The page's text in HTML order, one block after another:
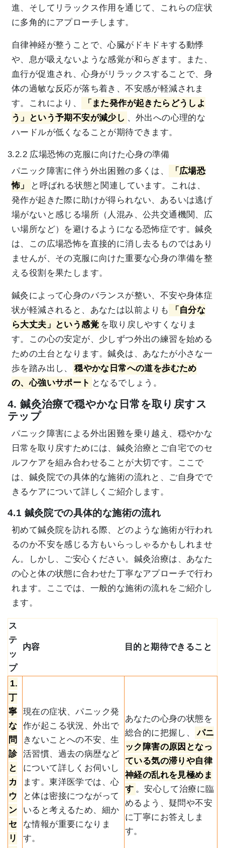
進、そしてリラックス作用を通じて、これらの症状
に多角的にアプローチします。
自律神経が整うことで、心臓がドキドキする動悸
や、息が吸えないような感覚が和らぎます。また、
血行が促進され、心身がリラックスすることで、身
体の過敏な反応が落ち着き、不安感が軽減されま
す。これにより、
「また発作が起きたらどうしよ
う」という予期不安が減少し 、外出への心理的な
ハードルが低くなることが期待できます。
3.2.2 広場恐怖の克服に向けた心身の準備
パニック障害に伴う外出困難の多くは、
「広場恐
怖」
と呼ばれる状態と関連しています。これは、
発作が起きた際に助けが得られない、あるいは逃げ
場がないと感じる場所（人混み、公共交通機関、広
い場所など）を避けるようになる恐怖症です。鍼灸
は、この広場恐怖を直接的に消し去るものではあり
ませんが、その克服に向けた重要な心身の準備を整
える役割を果たします。
鍼灸によって心身のバランスが整い、不安や身体症
状が軽減されると、あなたは以前よりも
「自分な
ら大丈夫」という感覚 を取り戻しやすくなりま
す。この心の安定が、少しずつ外出の練習を始める
ための土台となります。鍼灸は、あなたが小さな一
歩を踏み出し、
穏やかな日常への道を歩むため
の、心強いサポート となるでしょう。
4. 鍼灸治療で穏やかな日常を取り戻すス
テップ
パニック障害による外出困難を乗り越え、穏やかな
日常を取り戻すためには、鍼灸治療とご自宅でのセ
ルフケアを組み合わせることが大切です。ここで
は、鍼灸院での具体的な施術の流れと、ご自身でで
きるケアについて詳しくご紹介します。
4.1 鍼灸院での具体的な施術の流れ
初めて鍼灸院を訪れる際、どのような施術が行われ
るのか不安を感じる方もいらっしゃるかもしれませ
ん。しかし、ご安心ください。鍼灸治療は、あなた
の心と体の状態に合わせた丁寧なアプローチで行わ
れます。ここでは、一般的な施術の流れをご紹介し
ます。
ス
テ
ッ
プ
内容 目的と期待できること
1.
丁
寧
な
問
診
と
カ
ウ
ン
セ
リ
現在の症状、パニック発
作が起こる状況、外出で
きないことへの不安、生
活習慣、過去の病歴など
について詳しくお伺いし
ます。東洋医学では、心
と体は密接につながって
いると考えるため、細か
な情報が重要になりま
す。
あなたの心身の状態を
総合的に把握し、
パニ
ック障害の原因となっ
ている気の滞りや自律
神経の乱れを見極めま
す 。安心して治療に臨
めるよう、疑問や不安
に丁寧にお答えしま
す。